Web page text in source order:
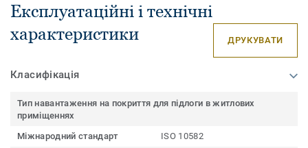
Експлуатаційні і технічні
характеристики
ДРУКУВАТИ
Класифікація
Тип навантаження на покриття для підлоги в житлових
приміщеннях
Міжнародний стандарт
ISO 10582